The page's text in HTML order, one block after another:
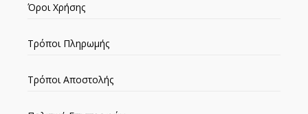
Όροι Χρήσης
Τρόποι Πληρωμής
Τρόποι Αποστολής